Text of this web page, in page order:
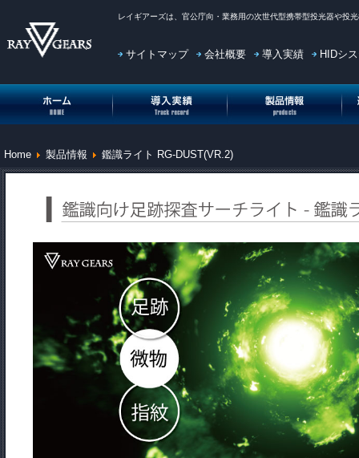
レイギアーズは、官公庁向・業務用の次世代型携帯型投光器や投
サイトマップ 会社概要 導入実績 HIDシ
投光機(投光器)HOME 投光機(投光器)導入実績 投光機(投光器)製品情報 投
Home 製品情報 鑑識ライト RG-DUST(VR.2)